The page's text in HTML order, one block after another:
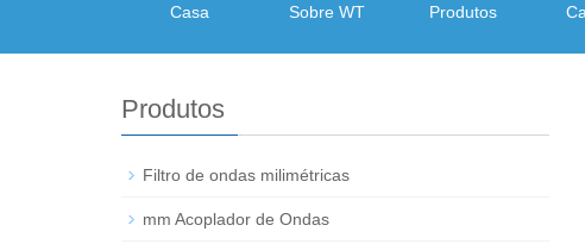
Casa Sobre WT Produtos
Produtos
Filtro de ondas milimétricas
mm Acoplador de Ondas